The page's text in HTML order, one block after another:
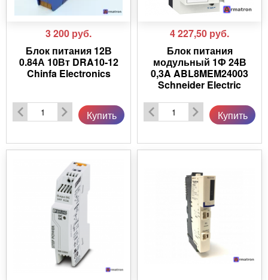
3 200 руб.
Блок питания 12В
0.84А 10Вт DRA10-12
Chinfa Electronics
Купить
4 227,50 руб.
Блок питания
модульный 1Ф 24В
0,3A ABL8MEM24003
Schneider Electric
Купить